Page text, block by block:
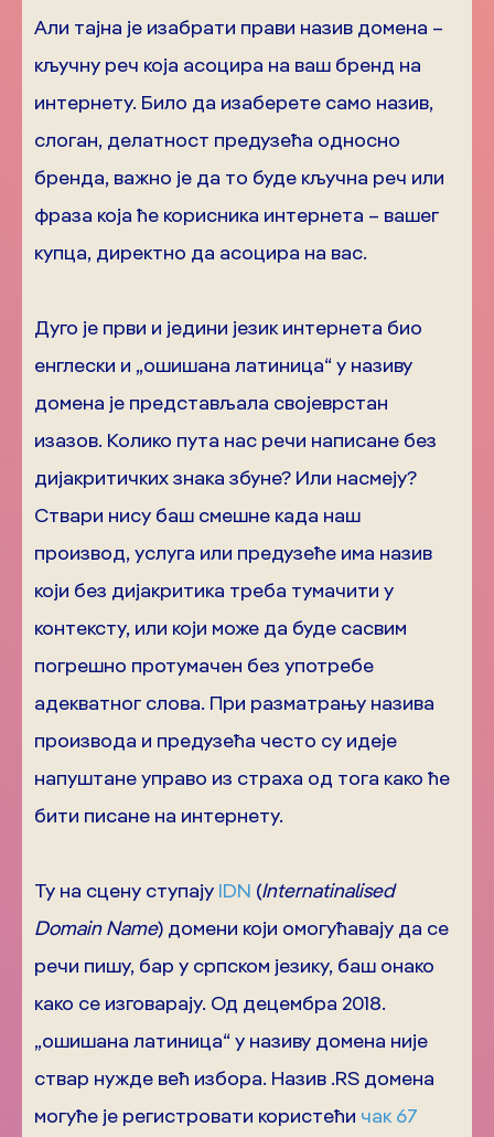
Али тајна је изабрати прави назив домена –
кључну реч која асоцира на ваш бренд на
интернету. Било да изаберете само назив,
слоган, делатност предузећа односно
бренда, важно је да то буде кључна реч или
фраза која ће корисника интернета – вашег
купца, директно да асоцира на вас.
Дуго је први и једини језик интернета био
енглески и „ошишана латиница“ у називу
домена је представљала својеврстан
изазов. Колико пута нас речи написане без
дијакритичких знака збуне? Или насмеју?
Ствари нису баш смешне када наш
производ, услуга или предузеће има назив
који без дијакритика треба тумачити у
контексту, или који може да буде сасвим
погрешно протумачен без употребе
адекватног слова. При разматрању назива
производа и предузећа често су идеје
напуштане управо из страха од тога како ће
бити писане на интернету.
Ту на сцену ступају IDN (Internatinalised
Domain Name) домени који омогућавају да се
речи пишу, бар у српском језику, баш онако
како се изговарају. Од децембра 2018.
„ошишана латиница“ у називу домена није
ствар нужде већ избора. Назив .RS домена
могуће је регистровати користећи чак 67